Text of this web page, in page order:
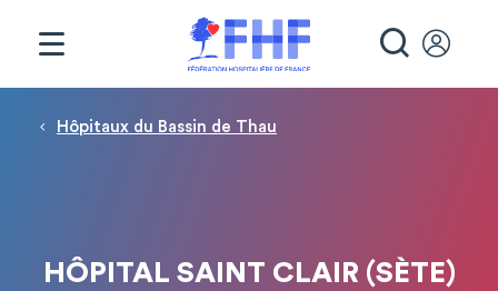
Fil d'Ariane
Hôpitaux du Bassin de Thau
HÔPITAL SAINT CLAIR (SÈTE)
Panneau de gestion des cookies